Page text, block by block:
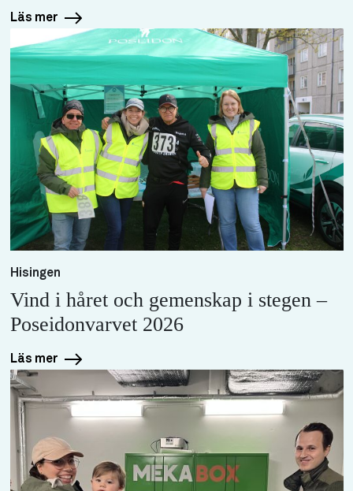
Läs mer
Hisingen
Vind i håret och gemenskap i stegen –
Poseidonvarvet 2026
Läs mer